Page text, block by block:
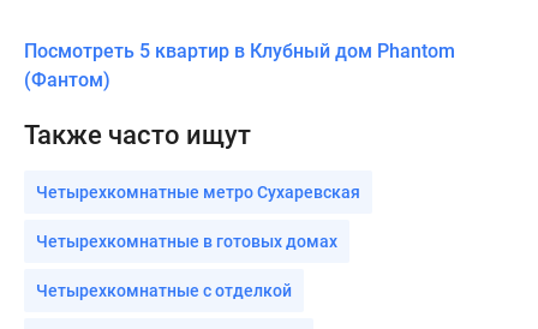
Посмотреть 5 квартир в Клубный дом Phantom
(Фантом)
Также часто ищут
Четырехкомнатные метро Сухаревская
Четырехкомнатные в готовых домах
Четырехкомнатные с отделкой